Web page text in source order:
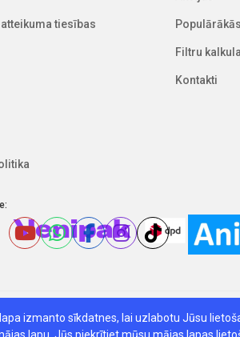
tiesības Populārākās
Filtru
Kontakti
2026, Visas tiesības pasargātas Veikalu
izmanto sīkdatnes, lai uzlabotu Jūsu